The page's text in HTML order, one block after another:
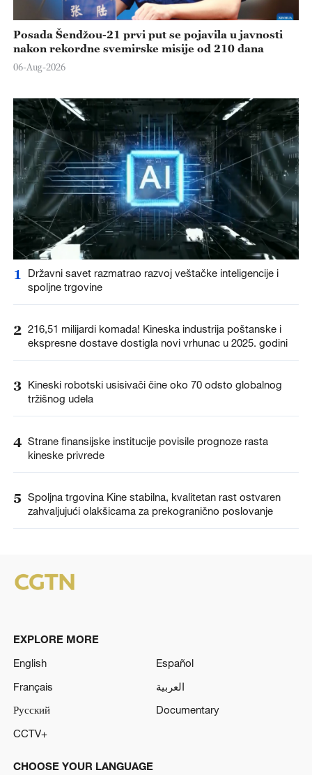
Posada Šendžou-21 prvi put se pojavila u javnosti
nakon rekordne svemirske misije od 210 dana
06-Aug-2026
1
Državni savet razmatrao razvoj veštačke inteligencije i
spoljne trgovine
2 216,51 milijardi komada! Kineska industrija poštanske i
ekspresne dostave dostigla novi vrhunac u 2025. godini
3 Kineski robotski usisivači čine oko 70 odsto globalnog
tržišnog udela
4 Strane finansijske institucije povisile prognoze rasta
kineske privrede
5 Spoljna trgovina Kine stabilna, kvalitetan rast ostvaren
zahvaljujući olakšicama za prekogranično poslovanje
EXPLORE MORE
English
Español
Français
العربية
Русский
Documentary
CCTV+
CHOOSE YOUR LANGUAGE